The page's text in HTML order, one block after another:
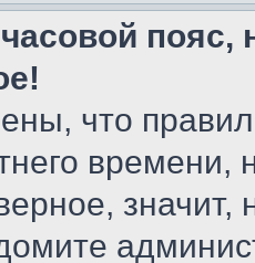
пояс,
что
значит,